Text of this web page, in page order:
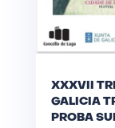
XXXVII
GALICIA
PROBA